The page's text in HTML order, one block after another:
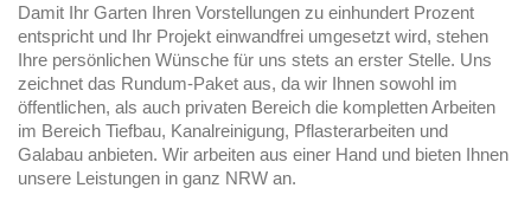
Damit Ihr Garten Ihren Vorstellungen zu einhundert Prozent
entspricht und Ihr Projekt einwandfrei umgesetzt wird, stehen
Ihre persönlichen Wünsche für uns stets an erster Stelle. Uns
zeichnet das Rundum-Paket aus, da wir Ihnen sowohl im
öffentlichen, als auch privaten Bereich die kompletten Arbeiten
im Bereich Tiefbau, Kanalreinigung, Pflasterarbeiten und
Galabau anbieten. Wir arbeiten aus einer Hand und bieten Ihnen
unsere Leistungen in ganz NRW an.